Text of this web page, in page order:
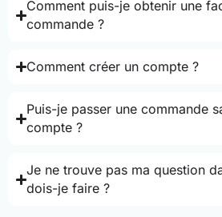
Comment puis-je obtenir une
commande ?
Comment créer un compte ?
Puis-je passer une commande
compte ?
Je ne trouve pas ma question
dois-je faire ?